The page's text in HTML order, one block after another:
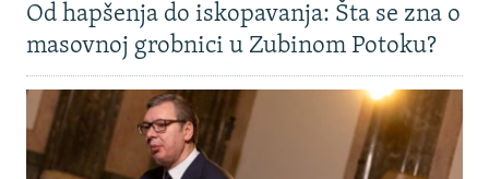
Od hapšenja do iskopavanja: Šta se zna o
masovnoj grobnici u Zubinom Potoku?